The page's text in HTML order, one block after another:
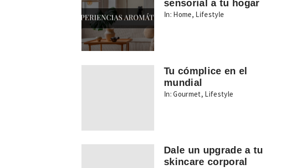
sensorial a tu hogar
In: Home, Lifestyle
Tu cómplice en el
mundial
In: Gourmet, Lifestyle
Dale un upgrade a tu
skincare corporal